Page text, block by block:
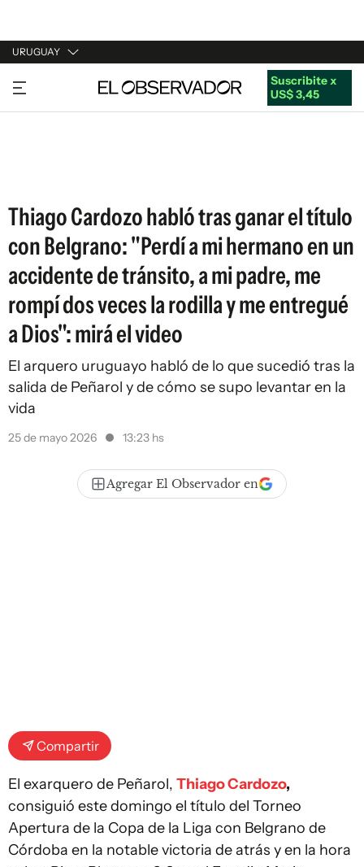
URUGUAY
URUGUAY
ARGENTINA
Suscribite x
US$ 3,45
Thiago Cardozo habló tras ganar el título
con Belgrano: "Perdí a mi hermano en un
accidente de tránsito, a mi padre, me
rompí dos veces la rodilla y me entregué
a Dios": mirá el video
El arquero uruguayo habló de lo que sucedió tras la
salida de Peñarol y de cómo se supo levantar en la
vida
25 de mayo 2026 13:23 hs
Agregar El Observador en
Compartir
El exarquero de Peñarol, Thiago Cardozo,
consiguió este domingo el título del Torneo
Apertura de la Copa de la Liga con Belgrano de
Córdoba en la notable victoria de atrás y en la hora